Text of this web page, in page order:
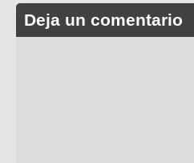
Deja un comentario